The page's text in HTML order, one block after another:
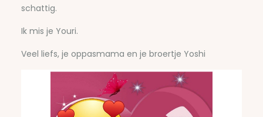
schattig.
Ik mis je Youri.
Veel liefs, je oppasmama en je broertje Yoshi